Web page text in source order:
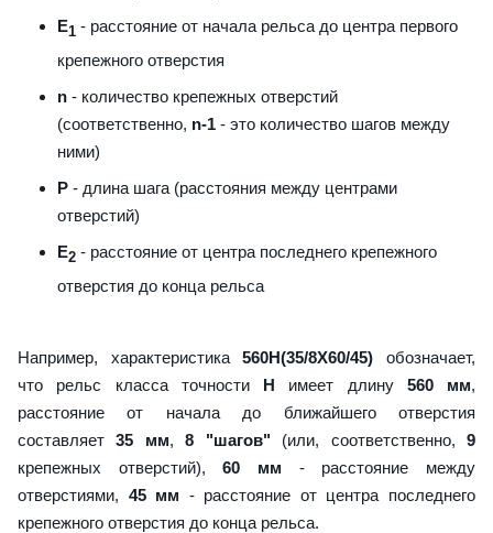
E1 - расстояние от начала рельса до центра первого
крепежного отверстия
n - количество крепежных отверстий
(соответственно, n-1 - это количество шагов между
ними)
P - длина шага (расстояния между центрами
отверстий)
E2 - расстояние от центра последнего крепежного
отверстия до конца рельса
Например, характеристика560H(35/8X60/45) обозначает,
что рельс класса точности H имеет длину 560 мм,
расстояние от начала до ближайшего отверстия
составляет35 мм,8 "шагов" (или, соответственно,9
крепежных отверстий),60 мм - расстояние между
отверстиями, 45 мм - расстояние от центра последнего
крепежного отверстия до конца рельса.